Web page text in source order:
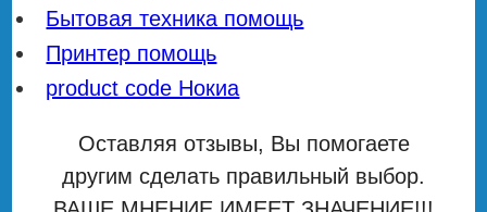
Бытовая техника помощь
Принтер помощь
product code Нокиа
Оставляя отзывы, Вы помогаете
другим сделать правильный выбор.